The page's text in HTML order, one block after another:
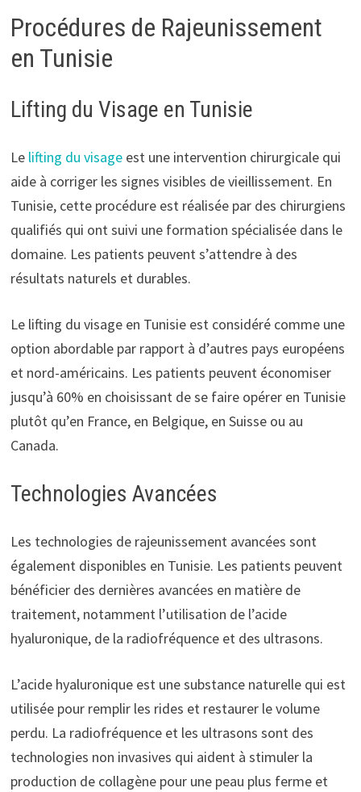
Procédures de Rajeunissement
en Tunisie
Lifting du Visage en Tunisie
Le lifting du visageest une intervention chirurgicale qui
aide à corriger les signes visibles de vieillissement. En
Tunisie, cette procédure est réalisée par des chirurgiens
qualifiés qui ont suivi une formation spécialisée dans le
domaine. Les patients peuvent s’attendre à des
résultats naturels et durables.
Le lifting du visage en Tunisie est considéré comme une
option abordable par rapport à d’autres pays européens
et nord-américains. Les patients peuvent économiser
jusqu’à 60% en choisissant de se faire opérer en Tunisie
plutôt qu’en France, en Belgique, en Suisse ou au
Canada.
Technologies Avancées
Les technologies de rajeunissement avancées sont
également disponibles en Tunisie. Les patients peuvent
bénéficier des dernières avancées en matière de
traitement, notamment l’utilisation de l’acide
hyaluronique, de la radiofréquence et des ultrasons.
L’acide hyaluronique est une substance naturelle qui est
utilisée pour remplir les rides et restaurer le volume
perdu. La radiofréquence et les ultrasons sont des
technologies non invasives qui aident à stimuler la
production de collagène pour une peau plus ferme et